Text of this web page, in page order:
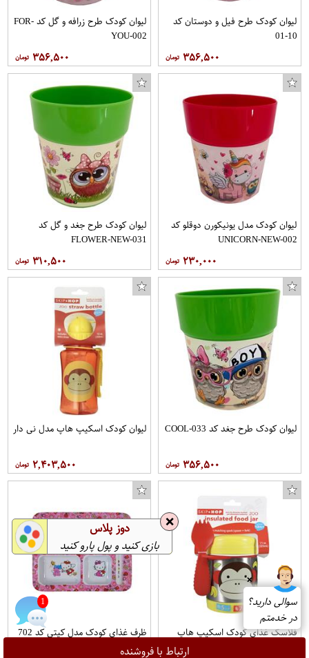
ارتباط با فروشنده
لیوان کودک طرح فیل و دوستان کد
10-01
۳۵۶,۵۰۰
لیوان کودک طرح زرافه و گل کد FOR-
YOU-002
۳۵۶,۵۰۰
لیوان کودک مدل یونیکورن دوقلو کد
UNICORN-NEW-002
۲۳۰,۰۰۰
لیوان کودک طرح جغد و گل کد
FLOWER-NEW-031
۳۱۰,۵۰۰
لیوان کودک طرح جغد کد COOL-033
۳۵۶,۵۰۰
لیوان کودک اسکیپ هاپ مدل نی دار
۲,۴۰۳,۵۰۰
فلاسک غذای کودک اسکیپ هاپ
ظرف غذای کودک مدل کیتی کد 702
❌
سوالی دارید؟
در خدمتم
1
❌ دوز پلاس
بازی کنید و پول پارو کنید